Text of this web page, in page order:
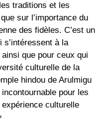
traditions et les
sur l’importance du
des fidèles. C’est un
s’intéressent à la
que pour ceux qui
culturelle de la
hindou de Arulmigu
pour les
expérience culturelle